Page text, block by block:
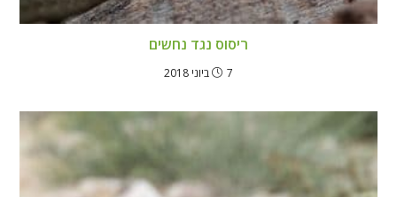
ריסוס נגד נחשים
7 ביוני 2018